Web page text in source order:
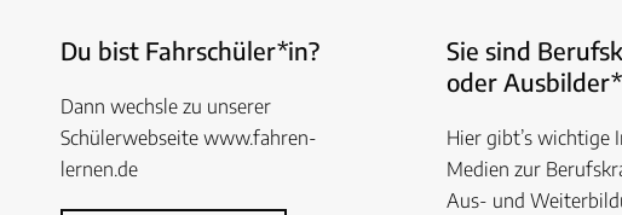
Du bist Fahrschüler*in?
Dann wechsle zu unserer
Schülerwebseite www.fahren-
lernen.de
Sie sind
oder
Hier gibt’s wichtige
Medien zur
Aus- und